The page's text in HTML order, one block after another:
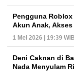
Pengguna
Akun Anak,
1 Mei 2026 | 19:39 WIB
Deni Caknan di
Nada Menyulam